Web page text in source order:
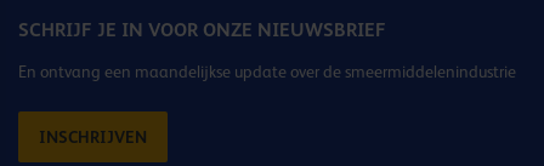
SCHRIJF JE IN VOOR ONZE NIEUWSBRIEF
En ontvang een maandelijkse update over de smeermiddelenindustrie
INSCHRIJVEN